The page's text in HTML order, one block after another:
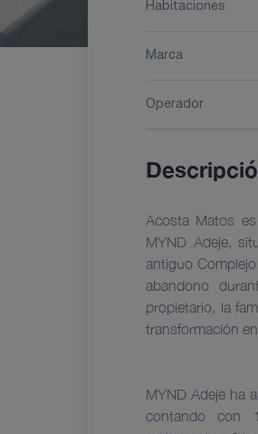
Habitaciones
Marca
Operador
Acosta Matos
MYND Adeje,
antiguo
abandono
propietario, la
transformación
MYND Adeje ha
contando con